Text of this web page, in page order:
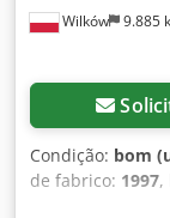
Wilków 9.885
Condição: bom
de fabrico: 1997,
número da